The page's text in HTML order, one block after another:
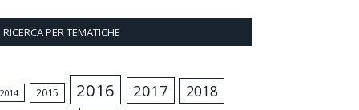
RICERCA PER TEMATICHE
2014 2015 2016 2017 2018